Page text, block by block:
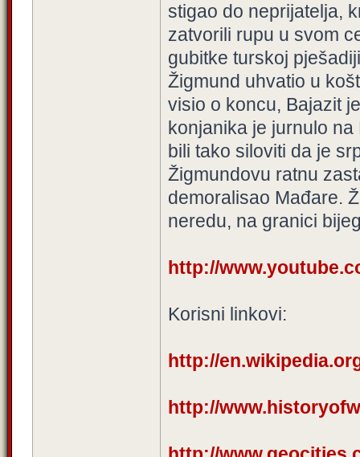
stigao do neprijatelja,
zatvorili rupu u svom
gubitke turskoj
Žigmund uhvatio u
visio o koncu, Bajazit
konjanika je jurnulo
bili tako siloviti da je
Žigmundovu ratnu
demoralisao Mađare.
neredu, na granici
http://
Korisni linkovi:
http://
http://